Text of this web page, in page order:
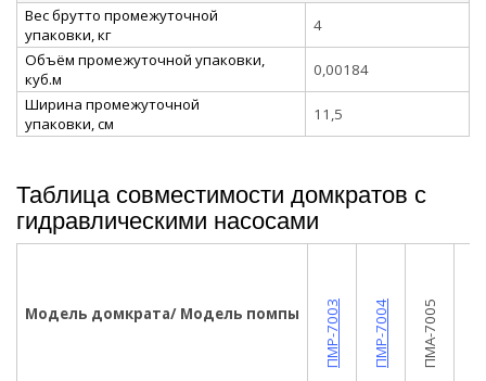
Вес брутто промежуточной
упаковки, кг
4
Объём промежуточной упаковки,
куб.м
0,00184
Ширина промежуточной
упаковки, см
11,5
Таблица совместимости домкратов с
гидравлическими насосами
Модель домкрата/ Модель помпы ПМР-7003 ПМР-7004 ПМА-7005